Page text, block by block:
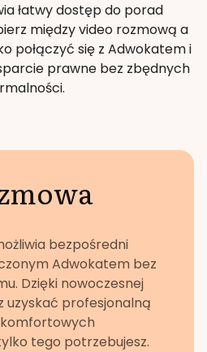
łatwy dostęp do porad
między video rozmową a
połączyć się z Adwokatem i
prawne bez zbędnych
bezpośredni
Adwokatem bez
Dzięki nowoczesnej
uzyskać profesjonalną
tego potrzebujesz.